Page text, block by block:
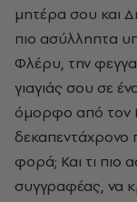
μητέρα σου και
πιο ασύλληπτα
Φλέρυ, την
γιαγιάς σου σε
όμορφο από τον
δεκαπεντάχρονο
φορά; Και τι πιο
συγγραφέας, να